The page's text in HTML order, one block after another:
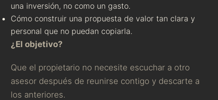
una inversión, no como un gasto.
Cómo construir una propuesta de valor tan clara y
personal que no puedan copiarla.
¿El objetivo?
Que el propietario no necesite escuchar a otro
asesor después de reunirse contigo y descarte a
los anteriores.